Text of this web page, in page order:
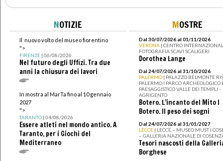
NOTIZIE
Il nuovo volto del museo fiorentino
">
FIRENZE| 06/08/2026
Nel futuro degli Uffizi. Tra due
anni la chiusura dei lavori
In mostra al MarTa fino al 10 gennaio
2027
">
TARANTO| 04/08/2026
Essere atleti nel mondo antico. A
Taranto, per i Giochi del
Mediterraneo
MOSTRE
Dal 30/07/2026 al 01/11/2026
VERONA | CENTRO
FOTOGRAFIA SCAVI SCALIGERI
Dorothea Lange
Dal 24/07/2026 al 31/10/2026
PALERMO | PALAZZO BELMONTE
PALERMO I PARCO ARCHEOLOGICO
PAESAGGISTICO VALLE DEI TEMPLI -
AGRIGENTO
Botero. L’incanto del Mito I
Botero. Il peso dei sogni
Dal 24/07/2026 al 31/01/2027
LECCE | LECCE – MUSEO MUST I
– GALLERIA NAZIONALE DI
Tesori nascosti della
Borghese